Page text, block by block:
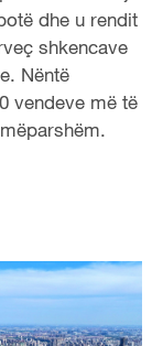
dhe u rendit
shkencave
Nëntë
vendeve më të